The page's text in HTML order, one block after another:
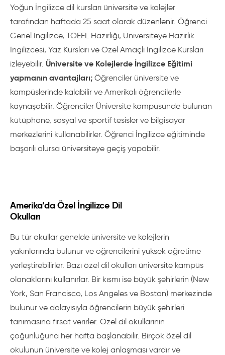
Yoğun İngilizce dil kursları üniversite ve kolejler
tarafından haftada 25 saat olarak düzenlenir. Öğrenci
Genel İngilizce, TOEFL Hazırlığı, Üniversiteye Hazırlık
İngilizcesi, Yaz Kursları ve Özel Amaçlı İngilizce Kursları
izleyebilir. Üniversite ve Kolejlerde İngilizce Eğitimi
yapmanın avantajları; Öğrenciler üniversite ve
kampüslerinde kalabilir ve Amerikalı öğrencilerle
kaynaşabilir. Öğrenciler Üniversite kampüsünde bulunan
kütüphane, sosyal ve sportif tesisler ve bilgisayar
merkezlerini kullanabilirler. Öğrenci İngilizce eğitiminde
başarılı olursa üniversiteye geçiş yapabilir.
Amerika’da Özel İngilizce Dil
Okulları
Bu tür okullar genelde üniversite ve kolejlerin
yakınlarında bulunur ve öğrencilerini yüksek öğretime
yerleştirebilirler. Bazı özel dil okulları üniversite kampüs
olanaklarını kullanırlar. Bir kısmı ise büyük şehirlerin (New
York, San Francisco, Los Angeles ve Boston) merkezinde
bulunur ve dolayısıyla öğrencilerin büyük şehirleri
tanımasına fırsat verirler. Özel dil okullarının
çoğunluğuna her hafta başlanabilir. Birçok özel dil
okulunun üniversite ve kolej anlaşması vardır ve